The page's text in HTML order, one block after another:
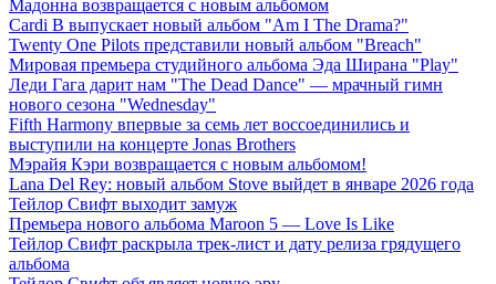
Мадонна возвращается с новым альбомом
Cardi B выпускает новый альбом "Am I The Drama?"
Twenty One Pilots представили новый альбом "Breach"
Мировая премьера студийного альбома Эда Ширана "Play"
Леди Гага дарит нам "The Dead Dance" — мрачный гимн
нового сезона "Wednesday"
Fifth Harmony впервые за семь лет воссоединились и
выступили на концерте Jonas Brothers
Мэрайя Кэри возвращается с новым альбомом!
Lana Del Rey: новый альбом Stove выйдет в январе 2026 года
Тейлор Свифт выходит замуж
Премьера нового альбома Maroon 5 — Love Is Like
Тейлор Свифт раскрыла трек-лист и дату релиза грядущего
альбома